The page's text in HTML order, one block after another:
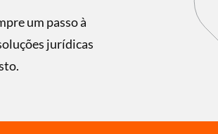
um passo à
jurídicas